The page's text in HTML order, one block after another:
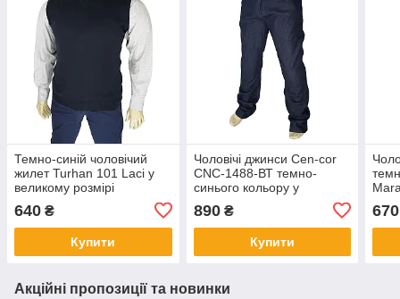
Темно-синій чоловічий
жилет Turhan 101 Laci у
великому розмірі
640 ₴
Купити
Чоловічі джинси Cen-cor
CNC-1488-ВТ темно-
синього кольору у
890₴
Купити
670
Акційні пропозиції та новинки